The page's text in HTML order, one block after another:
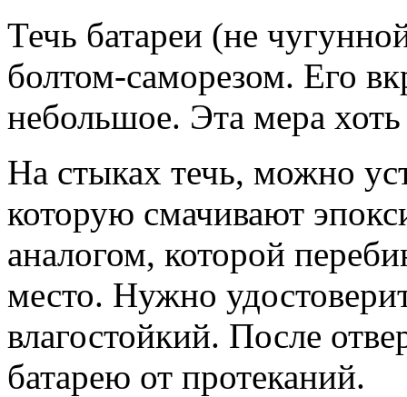
Течь батареи (не
болтом-саморезом. Его
небольшое. Эта мера
На стыках течь, можно
которую смачивают
аналогом, которой
место. Нужно
влагостойкий. После
батарею от протеканий.